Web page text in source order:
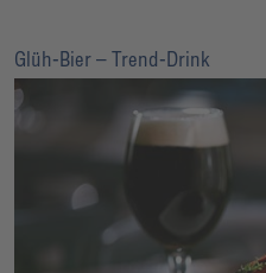
Glüh-Bier – Trend-Drink